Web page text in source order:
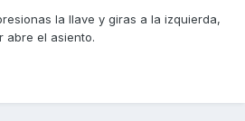
la llave y giras a la izquierda,
abre el asiento.